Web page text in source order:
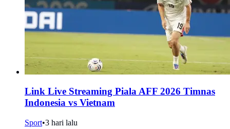
Link Live Streaming Piala AFF 2026 Timnas
Indonesia vs Vietnam
Sport•3 hari lalu